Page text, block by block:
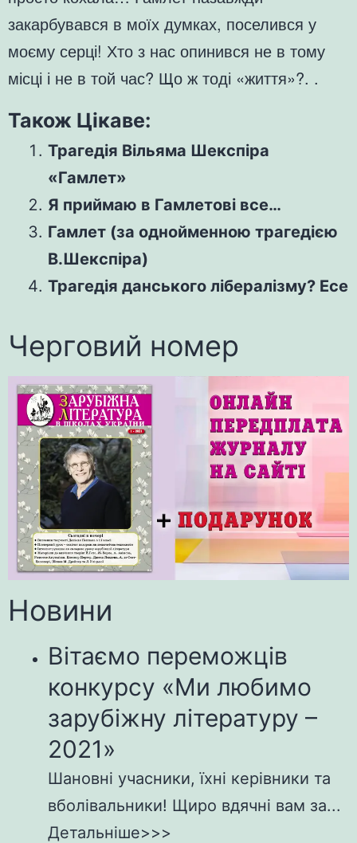
закарбувався в моїх думках, поселився у
моєму серці! Хто з нас опинився не в тому
місці і не в той час? Що ж тоді «життя»?. .
Також Цікаве:
Трагедія Вільяма Шекспіра
«Гамлет»
Я приймаю в Гамлетові все…
Гамлет (за однойменною трагедією
В.Шекспіра)
Трагедія данського лібералізму? Есе
Черговий номер
Новини
Вітаємо переможців
конкурсу «Ми любимо
зарубіжну літературу –
2021»
Шановні учасники, їхні керівники та
вболівальники! Щиро вдячні вам за...
Детальніше>>>